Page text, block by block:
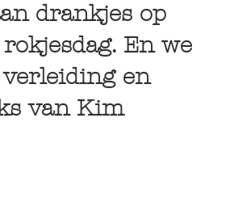
drankjes op
En we
verleiding en
van Kim